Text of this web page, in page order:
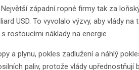
západní ropné firmy tak za
USD. To vyvolalo výzvy, aby vlády
rostoucími náklady na energie.
a plynu, pokles zadlužení a náhlý
paliv, protože vlády